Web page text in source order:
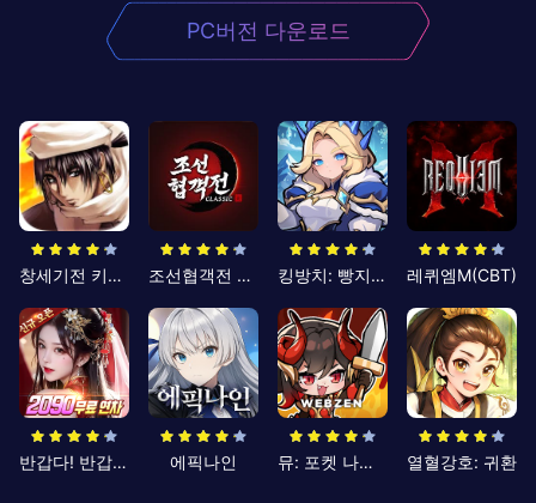
PC버전 다운로드
창세기전 키우기 조선협객전 클래식 킹방치: 빵지의 제왕 레퀴엠M(CBT)
반갑다! 반갑삼국지 에픽나인 뮤: 포켓 나이츠 열혈강호: 귀환